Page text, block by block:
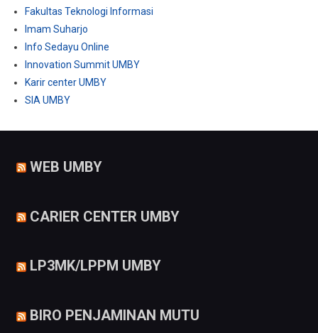
Fakultas Teknologi Informasi
Imam Suharjo
Info Sedayu Online
Innovation Summit UMBY
Karir center UMBY
SIA UMBY
WEB UMBY
CARIER CENTER UMBY
LP3MK/LPPM UMBY
BIRO PENJAMINAN MUTU